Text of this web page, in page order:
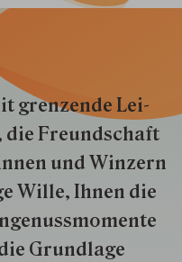
gren­zende Lei­
die Freund­schaft
und Win­zern
Wille, Ihnen die
Grund­lage